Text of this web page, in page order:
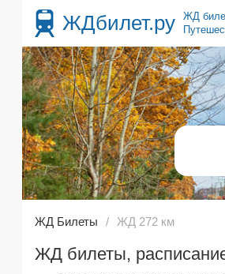
ЖДбилет.ру
ЖД
ЖД Билеты ЖД 272 км
ЖД билеты,